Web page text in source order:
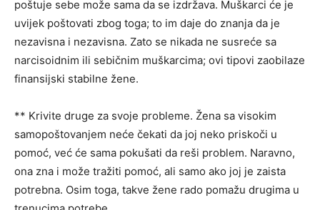
poštuje sebe može sama da se izdržava. Muškarci će je
uvijek poštovati zbog toga; to im daje do znanja da je
nezavisna i nezavisna. Zato se nikada ne susreće sa
narcisoidnim ili sebičnim muškarcima; ovi tipovi zaobilaze
finansijski stabilne žene.
** Krivite druge za svoje probleme. Žena sa visokim
samopoštovanjem neće čekati da joj neko priskoči u
pomoć, već će sama pokušati da reši problem. Naravno,
ona zna i može tražiti pomoć, ali samo ako joj je zaista
potrebna. Osim toga, takve žene rado pomažu drugima u